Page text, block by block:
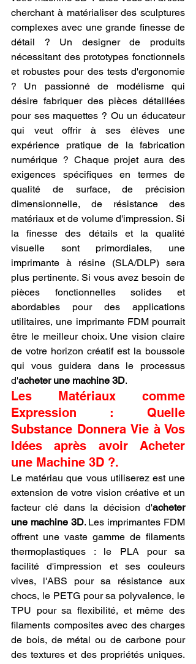
cherchant à matérialiser des sculptures
complexes avec une grande finesse de
détail ? Un designer de produits
nécessitant des prototypes fonctionnels
et robustes pour des tests d'ergonomie
? Un passionné de modélisme qui
désire fabriquer des pièces détaillées
pour ses maquettes ? Ou un éducateur
qui veut offrir à ses élèves une
expérience pratique de la fabrication
numérique ? Chaque projet aura des
exigences spécifiques en termes de
qualité de surface, de précision
dimensionnelle, de résistance des
matériaux et de volume d'impression. Si
la finesse des détails et la qualité
visuelle sont primordiales, une
imprimante à résine (SLA/DLP) sera
plus pertinente. Si vous avez besoin de
pièces fonctionnelles solides et
abordables pour des applications
utilitaires, une imprimante FDM pourrait
être le meilleur choix. Une vision claire
de votre horizon créatif est la boussole
qui vous guidera dans le processus
d'acheter une machine 3D.
Les Matériaux comme
Expression : Quelle
Substance Donnera Vie à Vos
Idées après avoir Acheter
une Machine 3D ?.
Le matériau que vous utiliserez est une
extension de votre vision créative et un
facteur clé dans la décision d'acheter
une machine 3D. Les imprimantes FDM
offrent une vaste gamme de filaments
thermoplastiques : le PLA pour sa
facilité d'impression et ses couleurs
vives, l'ABS pour sa résistance aux
chocs, le PETG pour sa polyvalence, le
TPU pour sa flexibilité, et même des
filaments composites avec des charges
de bois, de métal ou de carbone pour
des textures et des propriétés uniques.